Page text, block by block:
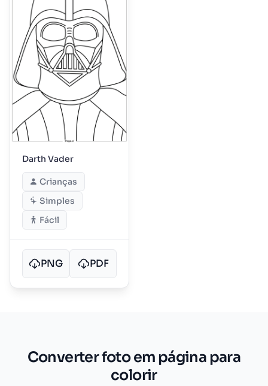
Darth Vader
Crianças
Simples
Fácil
PNG PDF
Converter foto em página para
colorir